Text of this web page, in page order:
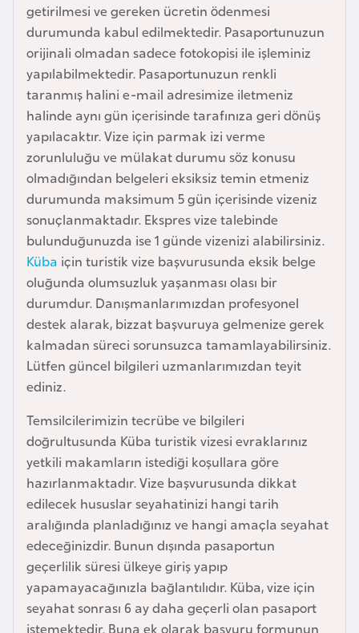
getirilmesi ve gereken ücretin ödenmesi
durumunda kabul edilmektedir. Pasaportunuzun
orijinali olmadan sadece fotokopisi ile işleminiz
yapılabilmektedir. Pasaportunuzun renkli
taranmış halini e-mail adresimize iletmeniz
halinde aynı gün içerisinde tarafınıza geri dönüş
yapılacaktır. Vize için parmak izi verme
zorunluluğu ve mülakat durumu söz konusu
olmadığından belgeleri eksiksiz temin etmeniz
durumunda maksimum 5 gün içerisinde vizeniz
sonuçlanmaktadır. Ekspres vize talebinde
bulunduğunuzda ise 1 günde vizenizi alabilirsiniz.
Küba için turistik vize başvurusunda eksik belge
oluğunda olumsuzluk yaşanması olası bir
durumdur. Danışmanlarımızdan profesyonel
destek alarak, bizzat başvuruya gelmenize gerek
kalmadan süreci sorunsuzca tamamlayabilirsiniz.
Lütfen güncel bilgileri uzmanlarımızdan teyit
ediniz.
Temsilcilerimizin tecrübe ve bilgileri
doğrultusunda Küba turistik vizesi evraklarınız
yetkili makamların istediği koşullara göre
hazırlanmaktadır. Vize başvurusunda dikkat
edilecek hususlar seyahatinizi hangi tarih
aralığında planladığınız ve hangi amaçla seyahat
edeceğinizdir. Bunun dışında pasaportun
geçerlilik süresi ülkeye giriş yapıp
yapamayacağınızla bağlantılıdır. Küba, vize için
seyahat sonrası 6 ay daha geçerli olan pasaport
istemektedir. Buna ek olarak başvuru formunun
B
a
n
g
l
a
d
e
ş
B
e
l
a
r
u
s
e
l
ç
i
k
a
B
e
n